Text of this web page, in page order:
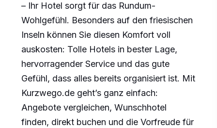
– Ihr Hotel sorgt für das Rundum-
Wohlgefühl. Besonders auf den friesischen
Inseln können Sie diesen Komfort voll
auskosten: Tolle Hotels in bester Lage,
hervorragender Service und das gute
Gefühl, dass alles bereits organisiert ist. Mit
Kurzwego.de geht’s ganz einfach:
Angebote vergleichen, Wunschhotel
finden, direkt buchen und die Vorfreude für